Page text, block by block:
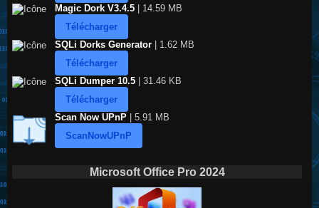
Magic Dork V3.4.5| 14.59 MB
Télécharger
SQLi Dorks Generator| 1.62 MB
Télécharger
SQLi Dumper 10.5| 31.46 KB
Télécharger
Scan Now UPnP| 5.91 MB
ScanNowUPnP
Microsoft Office Pro 2024